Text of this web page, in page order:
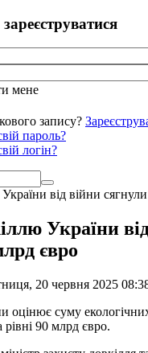
мене
запису?
пароль?
логін?
України
євро
20 червня 2025
оцінює суму
рівні 90 млрд євро.